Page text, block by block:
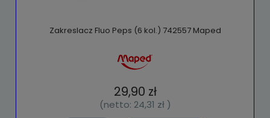
Zakreslacz Fluo Peps (6 kol.) 742557 Maped
29,90 zł
(netto: 24,31 zł)